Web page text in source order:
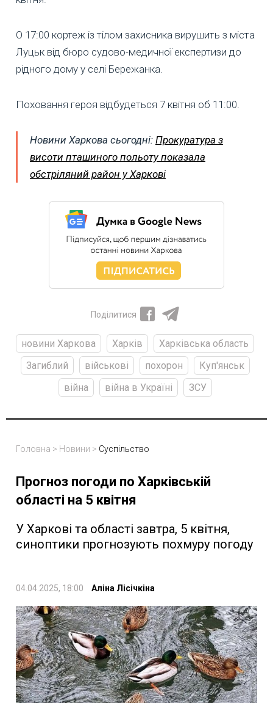
О 17:00 кортеж із тілом захисника вирушить з міста
Луцьк від бюро судово-медичної експертизи до
рідного дому у селі Бережанка.
Поховання героя відбудеться 7 квітня об 11:00.
Новини Харкова сьогодні: Прокуратура з
висоти пташиного польоту показала
обстріляний район у Харкові
Поділитися
новини Харкова Харків
Харківська область
Загиблий
військові похорон
Куп'янськ
війна
війна в Україні ЗСУ
Головна > Новини > Суспільство
Прогноз погоди по Харківській
області на 5 квітня
У Харкові та області завтра, 5 квітня,
синоптики прогнозують похмуру погоду
04.04.2025, 18:00 Аліна Лісічкіна